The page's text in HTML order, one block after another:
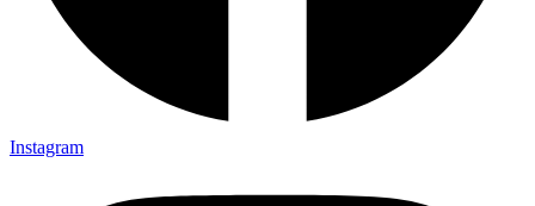
Instagram